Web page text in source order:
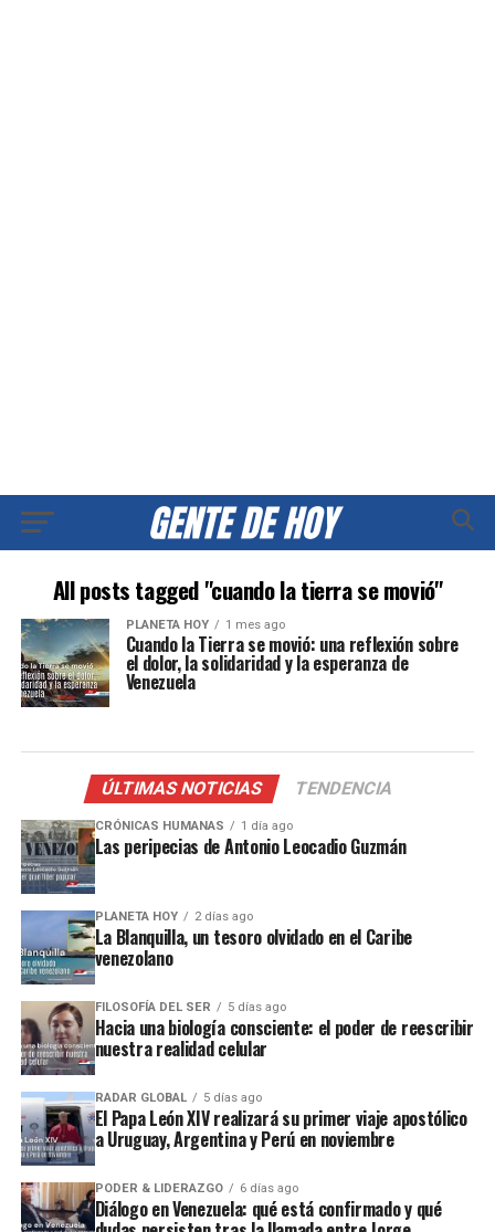
All posts tagged "cuando la tierra se movió"
PLANETA HOY 1 mes ago
Cuando la Tierra se movió: una reflexión sobre
el dolor, la solidaridad y la esperanza de
Venezuela
ÚLTIMAS NOTICIAS TENDENCIA
CRÓNICAS HUMANAS 1 día ago
Las peripecias de Antonio Leocadio Guzmán
PLANETA HOY 2 días ago
La Blanquilla, un tesoro olvidado en el Caribe
venezolano
FILOSOFÍA DEL SER 5 días ago
Hacia una biología consciente: el poder de reescribir
nuestra realidad celular
RADAR GLOBAL 5 días ago
El Papa León XIV realizará su primer viaje apostólico
a Uruguay, Argentina y Perú en noviembre
PODER & LIDERAZGO 6 días ago
Diálogo en Venezuela: qué está confirmado y qué